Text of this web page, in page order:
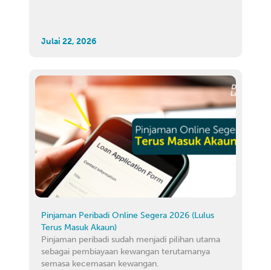
Julai 22, 2026
Pinjaman Peribadi Online Segera 2026 (Lulus
Terus Masuk Akaun)
Pinjaman peribadi sudah menjadi pilihan utama
sebagai pembiayaan kewangan terutamanya
semasa kecemasan kewangan.